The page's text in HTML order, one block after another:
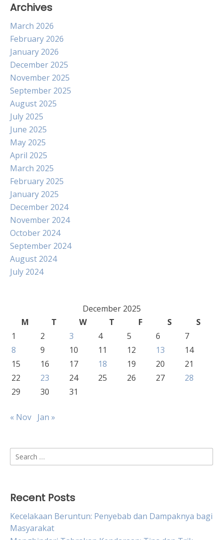
Archives
March 2026
February 2026
January 2026
December 2025
November 2025
September 2025
August 2025
July 2025
June 2025
May 2025
April 2025
March 2025
February 2025
January 2025
December 2024
November 2024
October 2024
September 2024
August 2024
July 2024
December 2025
M
T W T F S
S
1
2 3 4 5 6
7
8
9 10 11 12 13
14
15
16 17 18 19 20
21
22
23 24 25 26 27
28
29
30 31
« Nov Jan »
Search
for:
Recent Posts
Kecelakaan Beruntun: Penyebab dan Dampaknya bagi
Masyarakat